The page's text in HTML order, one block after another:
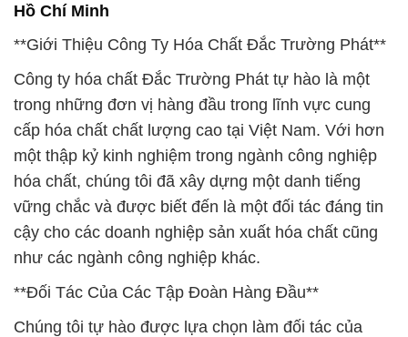
Hồ Chí Minh
**Giới Thiệu Công Ty Hóa Chất Đắc Trường Phát**
Công ty hóa chất Đắc Trường Phát tự hào là một
trong những đơn vị hàng đầu trong lĩnh vực cung
cấp hóa chất chất lượng cao tại Việt Nam. Với hơn
một thập kỷ kinh nghiệm trong ngành công nghiệp
hóa chất, chúng tôi đã xây dựng một danh tiếng
vững chắc và được biết đến là một đối tác đáng tin
cậy cho các doanh nghiệp sản xuất hóa chất cũng
như các ngành công nghiệp khác.
**Đối Tác Của Các Tập Đoàn Hàng Đầu**
Chúng tôi tự hào được lựa chọn làm đối tác của